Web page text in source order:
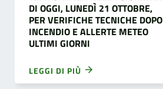
DI OGGI, LUNEDÌ 21 OTTOBRE,
PER VERIFICHE TECNICHE DOPO
INCENDIO E ALLERTE METEO
ULTIMI GIORNI
LEGGI DI PIÙ